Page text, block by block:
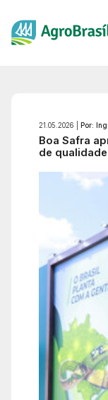
21.05.2026 | Por:
Boa Safra
de